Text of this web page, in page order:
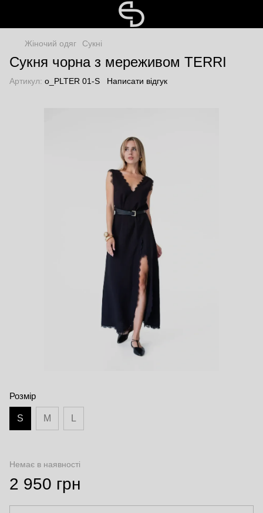
Жіночий одяг Сукні
Сукня чорна з мереживом TERRI
Артикул: o_PLTER 01-S Написати відгук
Розмір
S M L
Немає в наявності
2 950 грн